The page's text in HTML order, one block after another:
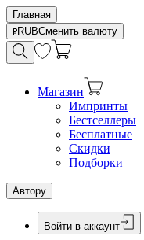
Главная
RUBСменить валюту
Магазин
Импринты
Бестселлеры
Бесплатные
Скидки
Подборки
Автору
Войти в аккаунт